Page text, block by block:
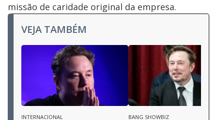
missão de caridade original da empresa.
VEJA TAMBÉM
INTERNACIONAL BANG SHOWBIZ